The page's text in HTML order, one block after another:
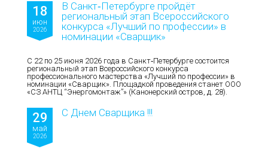
18
июн
2026
В Санкт‑Петербурге пройдёт
региональный этап Всероссийского
конкурса «Лучший по профессии» в
номинации «Сварщик»
С 22 по 25 июня 2026 года в Санкт‑Петербурге состоится
региональный этап Всероссийского конкурса
профессионального мастерства «Лучший по профессии» в
номинации «Сварщик». Площадкой проведения станет ООО
«СЗ АНТЦ “Энергомонтаж”» (Канонерский остров, д. 28).
29
май
2026
С Днем Сварщика !!!